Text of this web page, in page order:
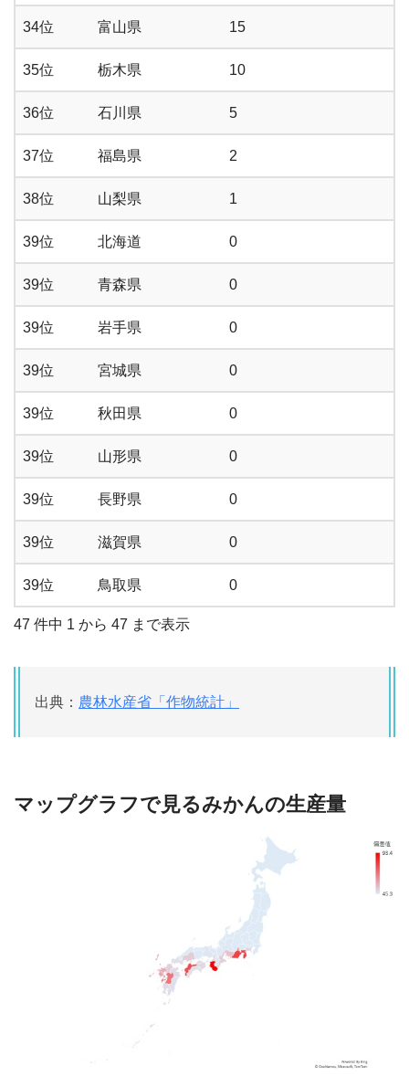
34位 富山県 15
35位 栃木県 10
36位 石川県 5
37位 福島県 2
38位 山梨県 1
39位 北海道 0
39位 青森県 0
39位 岩手県 0
39位 宮城県 0
39位 秋田県 0
39位 山形県 0
39位 長野県 0
39位 滋賀県 0
39位 鳥取県 0
47 件中 1 から 47 まで表示
出典： 農林水産省「作物統計」
マップグラフで見るみかんの生産量